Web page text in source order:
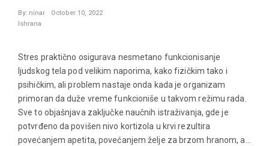
By: ninar
October 10, 2022
Ishrana
Stres praktično osigurava nesmetano funkcionisanje
ljudskog tela pod velikim naporima, kako fizičkim tako i
psihičkim, ali problem nastaje onda kada je organizam
primoran da duže vreme funkcioniše u takvom režimu rada.
Sve to objašnjava zaključke naučnih istraživanja, gde je
potvrđeno da povišen nivo kortizola u krvi rezultira
povećanjem apetita, povećanjem želje za brzom hranom, a…